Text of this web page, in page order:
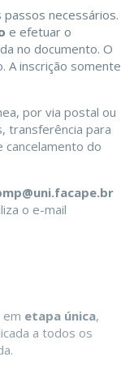
necessários.
e efetuar o
no documento. O
A inscrição somente
por via postal ou
transferência para
cancelamento do
o e-mail
etapa única,
a todos os